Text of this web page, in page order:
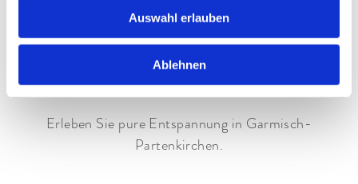
Auswahl erlauben
Ablehnen
Wellnessurlaubim Hotel Staudacherhof. Mehr
als nur eine Auszeit. Eine Reise zu sich selbst.
Lassen Sie sich von uns verwöhnen. Und tanken Sie
neue Energie für Ihren Alltag.
Erleben Sie pure Entspannung in Garmisch-
Partenkirchen.